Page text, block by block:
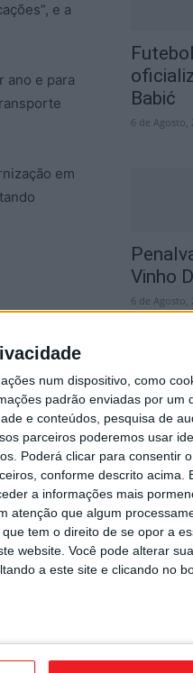
num dispositivo, como
padrão enviadas por um
e conteúdos, pesquisa de
parceiros poderemos usar
Poderá clicar para consentir o
conforme descrito acima.
a informações mais
atenção que algum
tem o direito de se opor a
website. Você pode alterar
a este site e clicando no
e a
ano e para
em
Próximo artigo
pelo líder do
Babić
6 de Agosto,
Vinho
6 de Agosto,
Viseu:
6 de Agosto,
NOV